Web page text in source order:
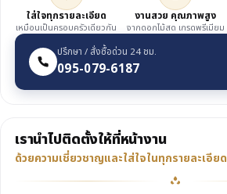
ใส่ใจทุกรายละเอียด
เหมือนเป็นครอบครัวเดียวกัน
งานสวย คุณภาพสูง
จากดอกไม้สด เกรดพรีเมียม
ปรึกษา / สั่งซื้อด่วน 24 ชม.
095-079-6187
เรานำไปติดตั้งให้ที่หน้างาน
ด้วยความเชี่ยวชาญและใส่ใจในทุกรายละเอียด